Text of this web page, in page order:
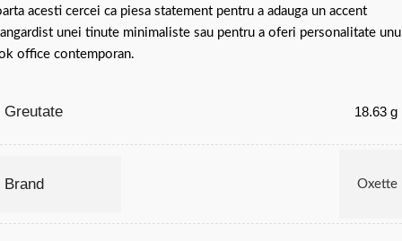
acesti cercei ca piesa statement pentru a adauga un accent
unei tinute minimaliste sau pentru a oferi personalitate
office contemporan.
Greutate 18.63 g
Brand Oxette